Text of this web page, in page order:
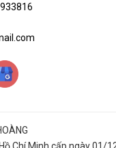
Chí Minh cấp ngày 01/